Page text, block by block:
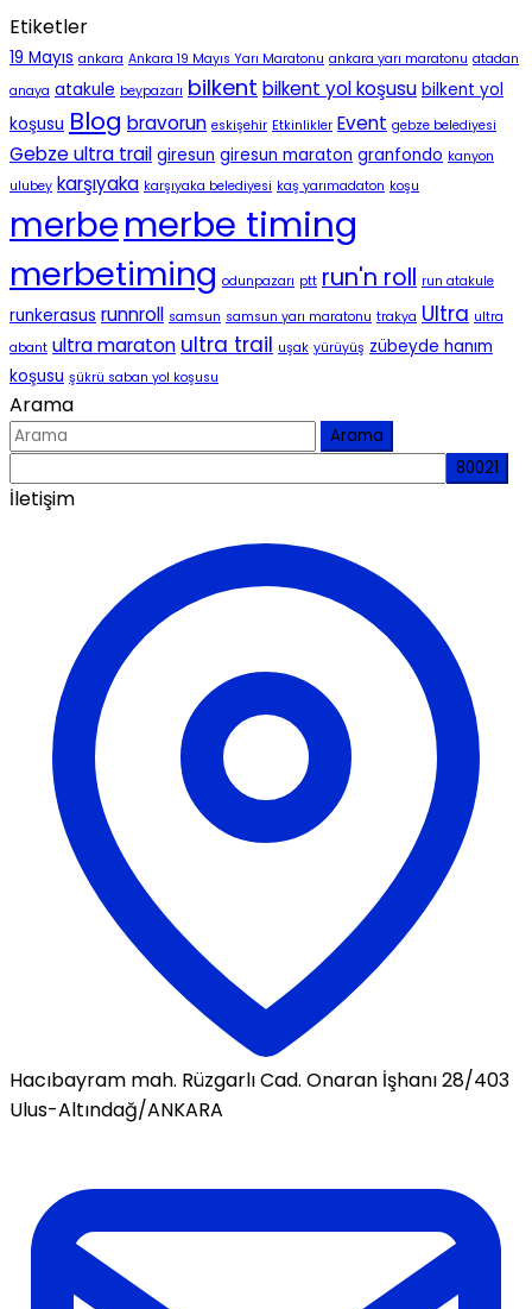
Etiketler
19 Mayıs ankara Ankara 19 Mayıs Yarı Maratonu ankara yarı maratonu atadan
anaya atakule beypazarı bilkent bilkent yol koşusu bilkent yol
koşusu Blog bravorun eskişehir Etkinlikler Event gebze belediyesi
Gebze ultra trail giresun giresun maraton granfondo kanyon
ulubey karşıyaka karşıyaka belediyesi kaş yarımadaton koşu
merbemerbe timing
merbetiming odunpazarı ptt run'n roll run atakule
runkerasus runnroll samsun samsun yarı maratonu trakya Ultra ultra
abant ultra maraton ultra trail uşak yürüyüş zübeyde hanım
koşusu şükrü saban yol koşusu
Arama
Arama
İletişim
Hacıbayram mah. Rüzgarlı Cad. Onaran İşhanı 28/403
Ulus-Altındağ/ANKARA